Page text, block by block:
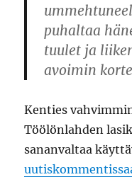
puhaltaa
tuulet ja
avoimin
Kenties
Töölönlahden
sananvaltaa